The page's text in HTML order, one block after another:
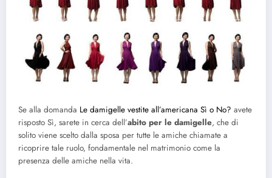
Se alla domanda Le damigelle vestite all’americana Sì o No? avete
risposto Sì, sarete in cerca dell’abito per le damigelle, che di
solito viene scelto dalla sposa per tutte le amiche chiamate a
ricoprire tale ruolo, fondamentale nel matrimonio come la
presenza delle amiche nella vita.